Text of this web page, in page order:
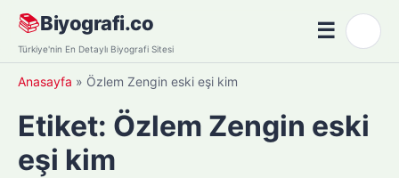
Skip
content
📚Biyografi.co
Türkiye'nin En Detaylı Biyografi Sitesi
☰Menü
Anasayfa » Özlem Zengin eski eşi kim
Etiket: Özlem Zengin eski
eşi kim